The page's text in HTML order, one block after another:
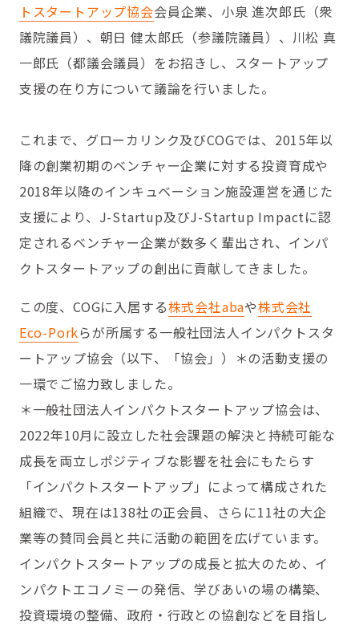
トスタートアップ協会会員企業、小泉 進次郎氏（衆
議院議員）、朝日 健太郎氏（参議院議員）、川松 真
一郎氏（都議会議員）をお招きし、スタートアップ
支援の在り方について議論を行いました。
これまで、グローカリンク及びCOGでは、2015年以
降の創業初期のベンチャー企業に対する投資育成や
2018年以降のインキュベーション施設運営を通じた
支援により、J-Startup及びJ-Startup Impactに認
定されるベンチャー企業が数多く輩出され、インパ
クトスタートアップの創出に貢献してきました。
この度、COGに入居する株式会社abaや株式会社
Eco-Porkらが所属する一般社団法人インパクトスタ
ートアップ協会（以下、「協会」）＊の活動支援の
一環でご協力致しました。
＊一般社団法人インパクトスタートアップ協会は、
2022年10月に設立した社会課題の解決と持続可能な
成長を両立しポジティブな影響を社会にもたらす
「インパクトスタートアップ」によって構成された
組織で、現在は138社の正会員、さらに11社の大企
業等の賛同会員と共に活動の範囲を広げています。
インパクトスタートアップの成長と拡大のため、イ
ンパクトエコノミーの発信、学びあいの場の構築、
投資環境の整備、政府・行政との協創などを目指し